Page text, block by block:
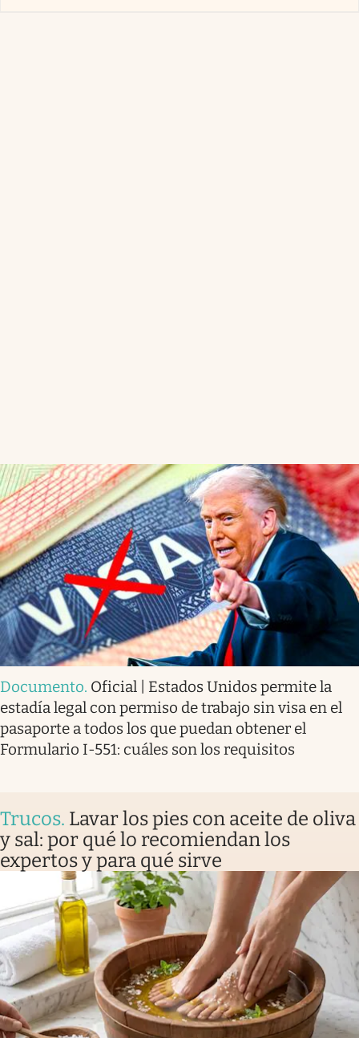
Documento. Oficial | Estados Unidos permite la
estadía legal con permiso de trabajo sin visa en el
pasaporte a todos los que puedan obtener el
Formulario I-551: cuáles son los requisitos
Trucos. Lavar los pies con aceite de oliva
y sal: por qué lo recomiendan los
expertos y para qué sirve